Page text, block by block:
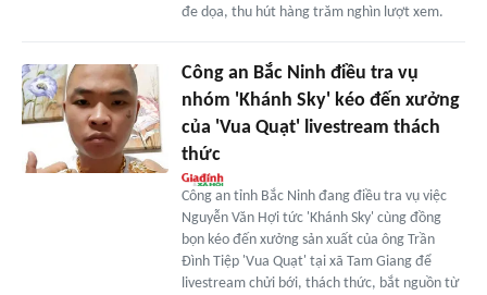
đe dọa, thu hút hàng trăm nghìn lượt xem.
Công an Bắc Ninh điều tra vụ
nhóm 'Khánh Sky' kéo đến xưởng
của 'Vua Quạt' livestream thách
thức
Công an tỉnh Bắc Ninh đang điều tra vụ việc
Nguyễn Văn Hợi tức 'Khánh Sky' cùng đồng
bọn kéo đến xưởng sản xuất của ông Trần
Đình Tiệp 'Vua Quạt' tại xã Tam Giang để
livestream chửi bới, thách thức, bắt nguồn từ